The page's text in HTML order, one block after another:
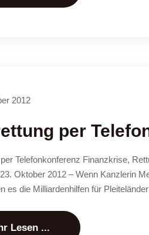
2012
per
Telefonkonferenz Finanzkrise,
Oktober 2012 – Wenn Kanzlerin
es die Milliardenhilfen für
Lesen ...